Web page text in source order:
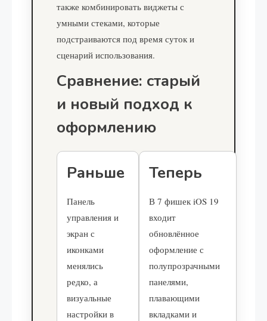
также комбинировать виджеты с
умными стеками, которые
подстраиваются под время суток и
сценарий использования.
Сравнение: старый
и новый подход к
оформлению
Раньше
Панель
управления и
экран с
иконками
менялись
редко, а
визуальные
настройки в
Теперь
В 7 фишек iOS 19
входит
обновлённое
оформление с
полупрозрачными
панелями,
плавающими
вкладками и